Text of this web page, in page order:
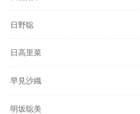
日野聡
日高里菜
早見沙織
明坂聡美